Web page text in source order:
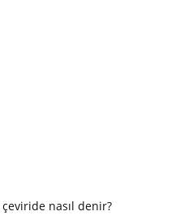
çeviride nasıl denir?